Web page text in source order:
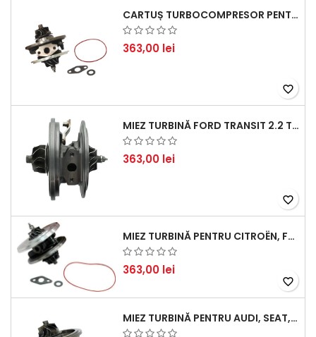
CARTUȘ TURBOCOMPRESOR PENTRU VW, AUDI, SEAT, SKODA - MOTOR DIESEL 2.0 TDI
363,00 lei
favorite_border
MIEZ TURBINĂ FORD TRANSIT 2.2 TDCI (2007-2016)
363,00 lei
favorite_border
MIEZ TURBINĂ PENTRU CITROËN, FORD, MAZDA, MINI, PEUGEOT ȘI VOLVO - MOTORIZĂRI 1.6 HDI ȘI 1.6 D
363,00 lei
favorite_border
MIEZ TURBINĂ PENTRU AUDI, SEAT, SKODA ȘI VOLKSWAGEN - MOTORIZĂRI 2.0 TDI 103KW 140CP